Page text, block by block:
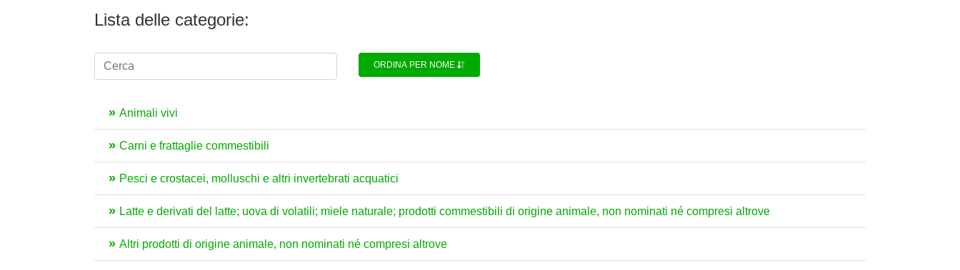
Lista delle categorie:
ORDINA PER NOME
Animali vivi
Carni e frattaglie commestibili
Pesci e crostacei, molluschi e altri invertebrati acquatici
Latte e derivati del latte; uova di volatili; miele naturale; prodotti commestibili di origine animale, non nominati né compresi altrove
Altri prodotti di origine animale, non nominati né compresi altrove